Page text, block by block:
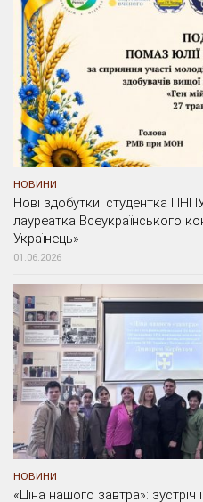
НОВИНИ
Нові здобутки: студентка
лауреатка Всеукраїнського
Українець»
01.06.2026
НОВИНИ
«Ціна нашого завтра»: